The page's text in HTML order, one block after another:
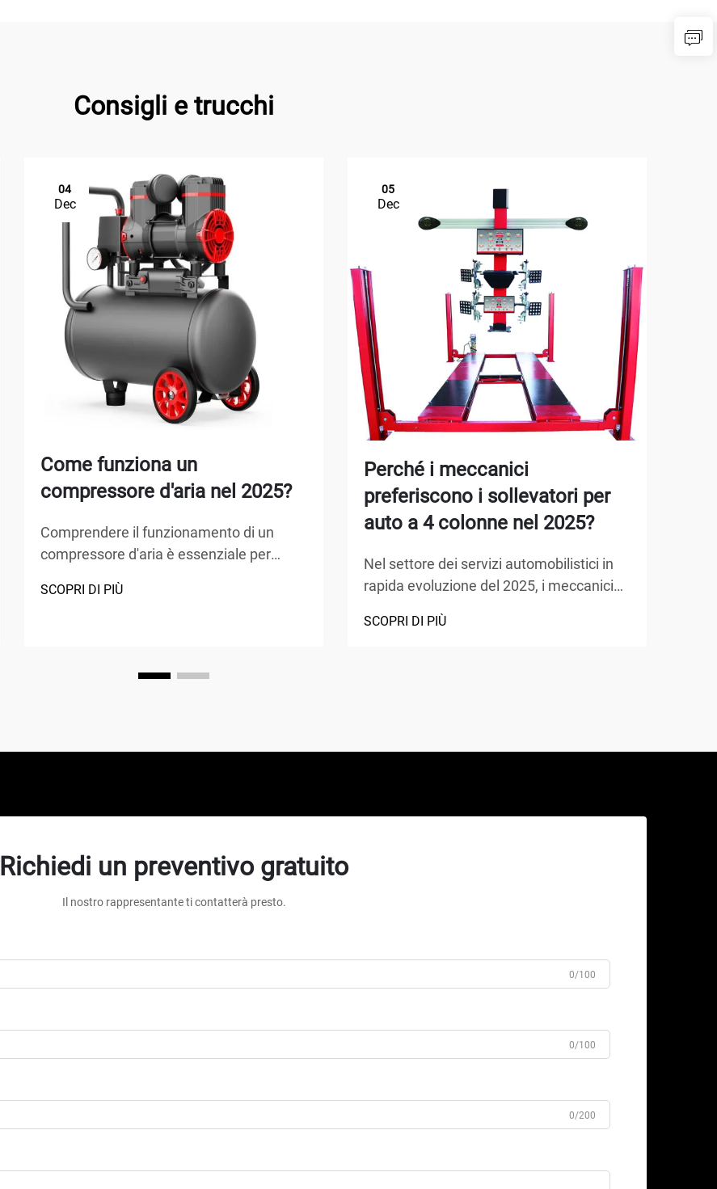
Consigli e trucchi
04
Dec
Come funziona un
compressore d'aria nel 2025?
Comprendere il funzionamento di un
compressore d'aria è essenziale per
produzione, della riparazione
SCOPRI DI PIÙ
05
Dec
Perché i meccanici
preferiscono i sollevatori per
auto a 4 colonne nel 2025?
Nel settore dei servizi automobilistici in
rapida evoluzione del 2025, i meccanici
avanzate che massimizzano l'efficienza
SCOPRI DI PIÙ
Richiedi un preventivo gratuito
Il nostro rappresentante ti contatterà presto.
0/100
0/100
0/200